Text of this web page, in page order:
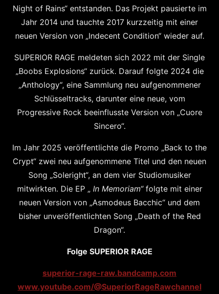
Night of Rains“ entstanden. Das Projekt pausierte im
Jahr 2014 und tauchte 2017 kurzzeitig mit einer
neuen Version von „Indecent Condition“ wieder auf.
SUPERIOR RAGE meldeten sich 2022 mit der Single
„Boobs Explosions“ zurück. Darauf folgte 2024 die
„Anthology“, eine Sammlung neu aufgenommener
Schlüsseltracks, darunter eine neue, vom
Progressive Rock beeinflusste Version von „Cuore
Sincero“.
Im Jahr 2025 veröffentlichte die Promo „Back to the
Crypt“ zwei neu aufgenommene Titel und den neuen
Song „Soleright“, an dem vier Studiomusiker
mitwirkten. Die EP „ In Memoriam“folgte mit einer
neuen Version von „Asmodeus Bacchic“ und dem
bisher unveröffentlichten Song „Death of the Red
Dragon“.
Folge SUPERIOR RAGE
superior-rage-raw.bandcamp.com
www.youtube.com/@SuperiorRageRawchannel